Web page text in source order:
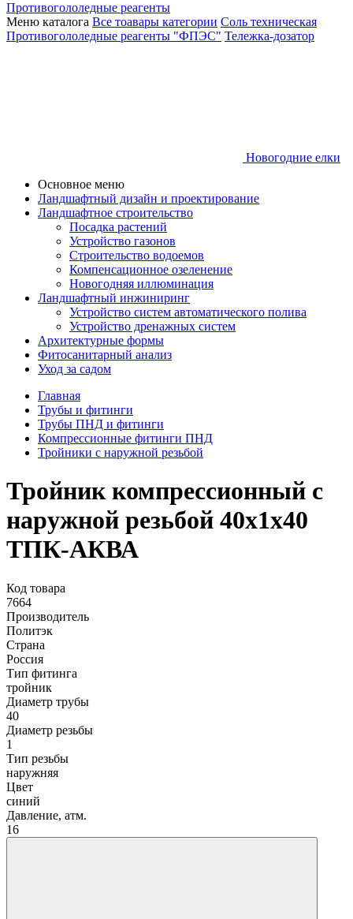
Противогололедные реагенты
Меню каталога Все тоавары категории Соль техническая
Противогололедные реагенты "ФПЭС" Тележка-дозатор
Новогодние елки
Основное меню
Ландшафтный дизайн и проектирование
Ландшафтное строительство
Посадка растений
Устройство газонов
Строительство водоемов
Компенсационное озеленение
Новогодняя иллюминация
Ландшафтный инжиниринг
Устройство систем автоматического полива
Устройство дренажных систем
Aрхитектурные формы
Фитосанитарный анализ
Уход за садом
Главная
Трубы и фитинги
Трубы ПНД и фитинги
Компрессионные фитинги ПНД
Тройники с наружной резьбой
Тройник компрессионный с
наружной резьбой 40х1х40
ТПК-АКВА
Код товара
7664
Производитель
Политэк
Страна
Россия
Тип фитинга
тройник
Диаметр трубы
40
Диаметр резьбы
1
Тип резьбы
наружняя
Цвет
синий
Давление, атм.
16